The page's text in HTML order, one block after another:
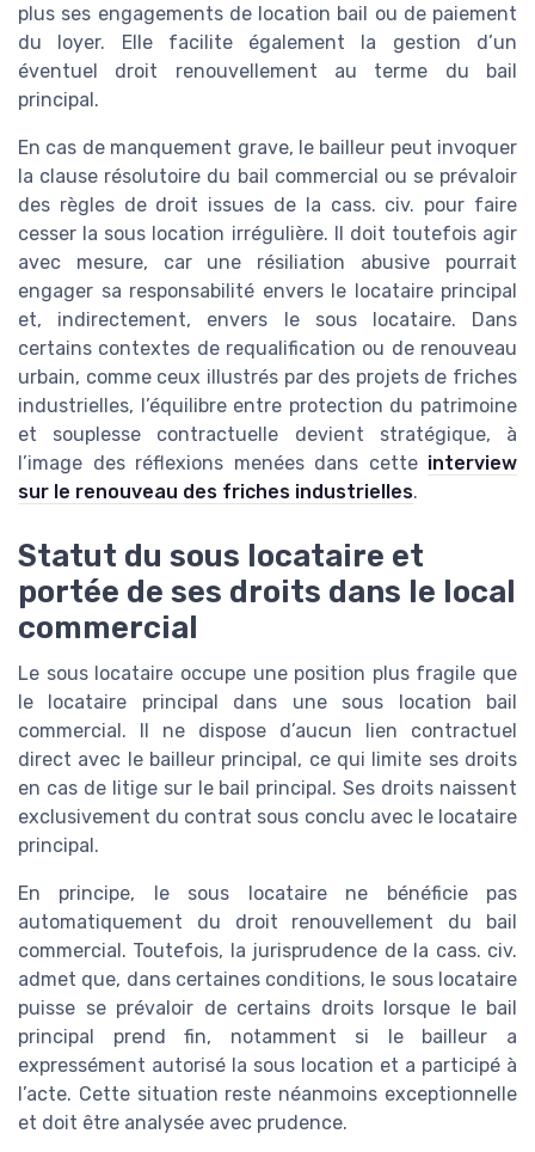
plus ses engagements de location bail ou de paiement
du loyer. Elle facilite également la gestion d’un
éventuel droit renouvellement au terme du bail
principal.
En cas de manquement grave, le bailleur peut invoquer
la clause résolutoire du bail commercial ou se prévaloir
des règles de droit issues de la cass. civ. pour faire
cesser la sous location irrégulière. Il doit toutefois agir
avec mesure, car une résiliation abusive pourrait
engager sa responsabilité envers le locataire principal
et, indirectement, envers le sous locataire. Dans
certains contextes de requalification ou de renouveau
urbain, comme ceux illustrés par des projets de friches
industrielles, l’équilibre entre protection du patrimoine
et souplesse contractuelle devient stratégique, à
l’image des réflexions menées dans cette interview
sur le renouveau des friches industrielles.
Statut du sous locataire et
portée de ses droits dans le local
commercial
Le sous locataire occupe une position plus fragile que
le locataire principal dans une sous location bail
commercial. Il ne dispose d’aucun lien contractuel
direct avec le bailleur principal, ce qui limite ses droits
en cas de litige sur le bail principal. Ses droits naissent
exclusivement du contrat sous conclu avec le locataire
principal.
En principe, le sous locataire ne bénéficie pas
automatiquement du droit renouvellement du bail
commercial. Toutefois, la jurisprudence de la cass. civ.
admet que, dans certaines conditions, le sous locataire
puisse se prévaloir de certains droits lorsque le bail
principal prend fin, notamment si le bailleur a
expressément autorisé la sous location et a participé à
l’acte. Cette situation reste néanmoins exceptionnelle
et doit être analysée avec prudence.